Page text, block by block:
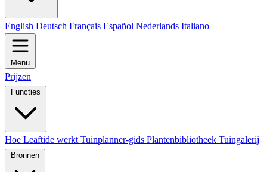
English Deutsch Français Español Nederlands Italiano
Menu
Prijzen
Functies
Hoe Leaftide werkt Tuinplanner-gids Plantenbibliotheek Tuingalerij
Bronnen